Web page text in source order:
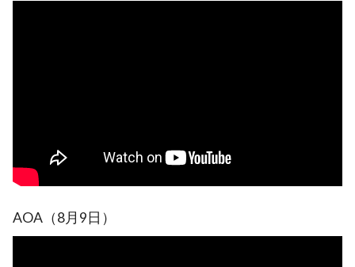
AOA（8月9日）